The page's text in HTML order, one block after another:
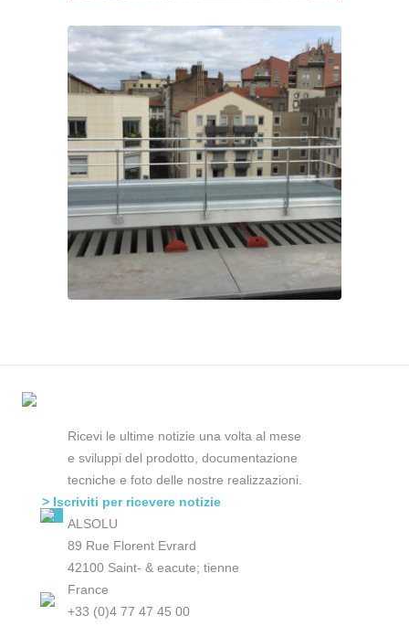
Ricevi le ultime notizie una volta al mese
e sviluppi del prodotto, documentazione
tecniche e foto delle nostre realizzazioni.
> Iscriviti per ricevere notizie
ALSOLU
89 Rue Florent Evrard
42100 Saint- & eacute; tienne
France
+33 (0)4 77 47 45 00